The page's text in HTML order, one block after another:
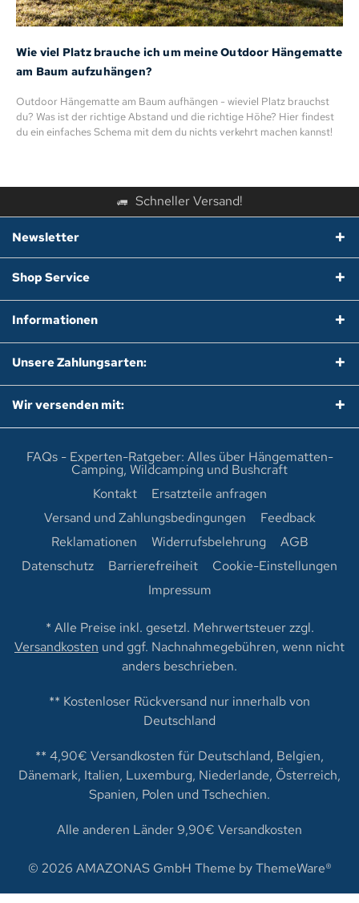
Wie viel Platz brauche ich um meine Outdoor Hängematte
am Baum aufzuhängen?
Outdoor Hängematte am Baum aufhängen - wieviel Platz brauchst
du? Was ist der richtige Abstand und die richtige Höhe? Hier findest
du ein einfaches Schema mit dem du nichts verkehrt machen kannst!
Schneller Versand!
Newsletter
Shop Service
Informationen
Unsere Zahlungsarten:
Wir versenden mit:
FAQs - Experten-Ratgeber: Alles über Hängematten-
Camping, Wildcamping und Bushcraft
Kontakt
Ersatzteile anfragen
Versand und Zahlungsbedingungen
Feedback
Reklamationen
Widerrufsbelehrung
AGB
Datenschutz
Barrierefreiheit
Cookie-Einstellungen
Impressum
* Alle Preise inkl. gesetzl. Mehrwertsteuer zzgl.
Versandkosten und ggf. Nachnahmegebühren, wenn nicht
anders beschrieben.
** Kostenloser Rückversand nur innerhalb von
Deutschland
** 4,90€ Versandkosten für Deutschland, Belgien,
Dänemark, Italien, Luxemburg, Niederlande, Österreich,
Spanien, Polen und Tschechien.
Alle anderen Länder 9,90€ Versandkosten
© 2026 AMAZONAS GmbH Theme byThemeWare®